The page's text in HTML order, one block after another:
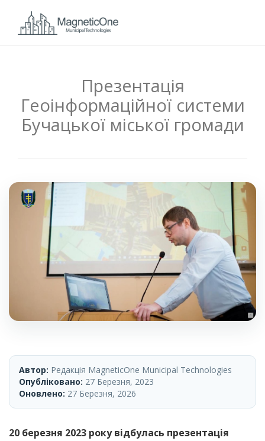
Презентація
Геоінформаційної системи
Бучацької міської громади
Автор: Редакція MagneticOne Municipal Technologies
Опубліковано: 27 Березня, 2023
Оновлено: 27 Березня, 2026
20 березня 2023 року відбулась презентація